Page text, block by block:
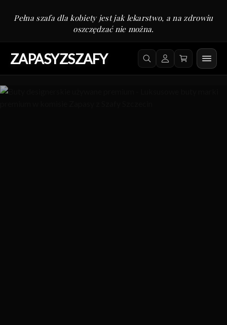
Pełna szafa dla kobiety jest jak lekarstwo, a na zdrowiu
oszczędzać nie można.
ZAPASYZSZAFY
Zapasy z Szafy: komis